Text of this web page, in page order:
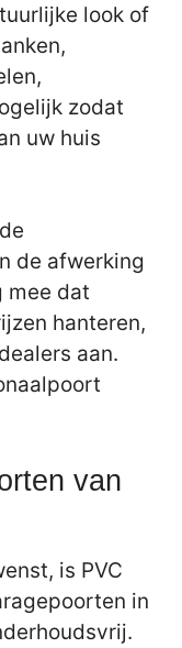
look of
zodat
uw huis
de afwerking
mee dat
hanteren,
aan.
van
is PVC
in